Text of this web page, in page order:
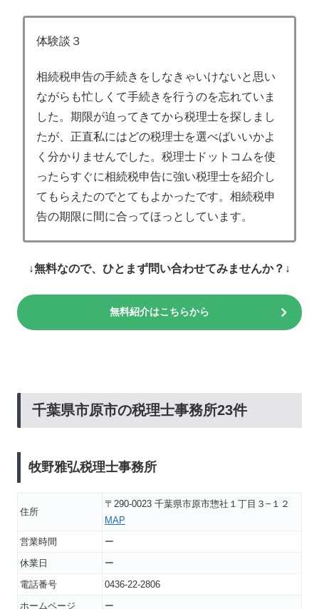
体験談３
相続税申告の手続きをしなきゃいけないと思い
ながらも忙しくて手続きを行うのを忘れていま
した。期限が迫ってきてから税理士を探しまし
たが、正直私にはどの税理士を選べばいいかよ
く分かりませんでした。税理士ドットコムを使
ったらすぐに相続税申告に強い税理士を紹介し
てもらえたのでとてもよかったです。相続税申
告の期限に間に合ってほっとしています。
↓無料なので、ひとまず問い合わせてみませんか？↓
無料紹介はこちらから
千葉県市原市の税理士事務所23件
牧野雅弘税理士事務所
住所
〒290-0023 千葉県市原市惣社１丁目３−１２
MAP
営業時間
ー
休業日
ー
電話番号
0436-22-2806
ホームページ
ー